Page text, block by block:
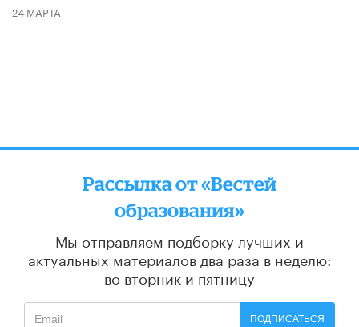
24 МАРТА
Рассылка от «Вестей
образования»
Мы отправляем подборку лучших и
актуальных материалов два раза в неделю:
во вторник и пятницу
ПОДПИСАТЬСЯ